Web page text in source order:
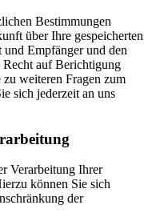
Bestimmungen
über Ihre gespeicherten
und Empfänger und den
auf Berichtigung
weiteren Fragen zum
sich jederzeit an uns
Verarbeitung Ihrer
können Sie sich
der